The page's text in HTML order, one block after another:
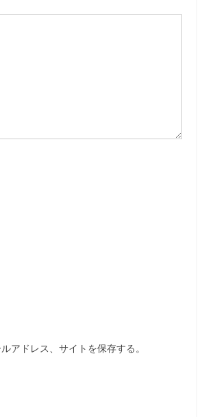
アドレス、サイトを保存する。